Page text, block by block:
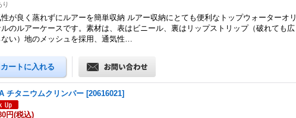
り
が良く蒸れずにルアーを簡単収納 ルアー収納にとても便利なトップウォーターオリ
ルのルアーケースです。素材は、表はビニール、裏はリップストリップ（破れても広
ない）地のメッシュを採用、通気性…
チタニウムクリンパー [20616021]
円(税込)